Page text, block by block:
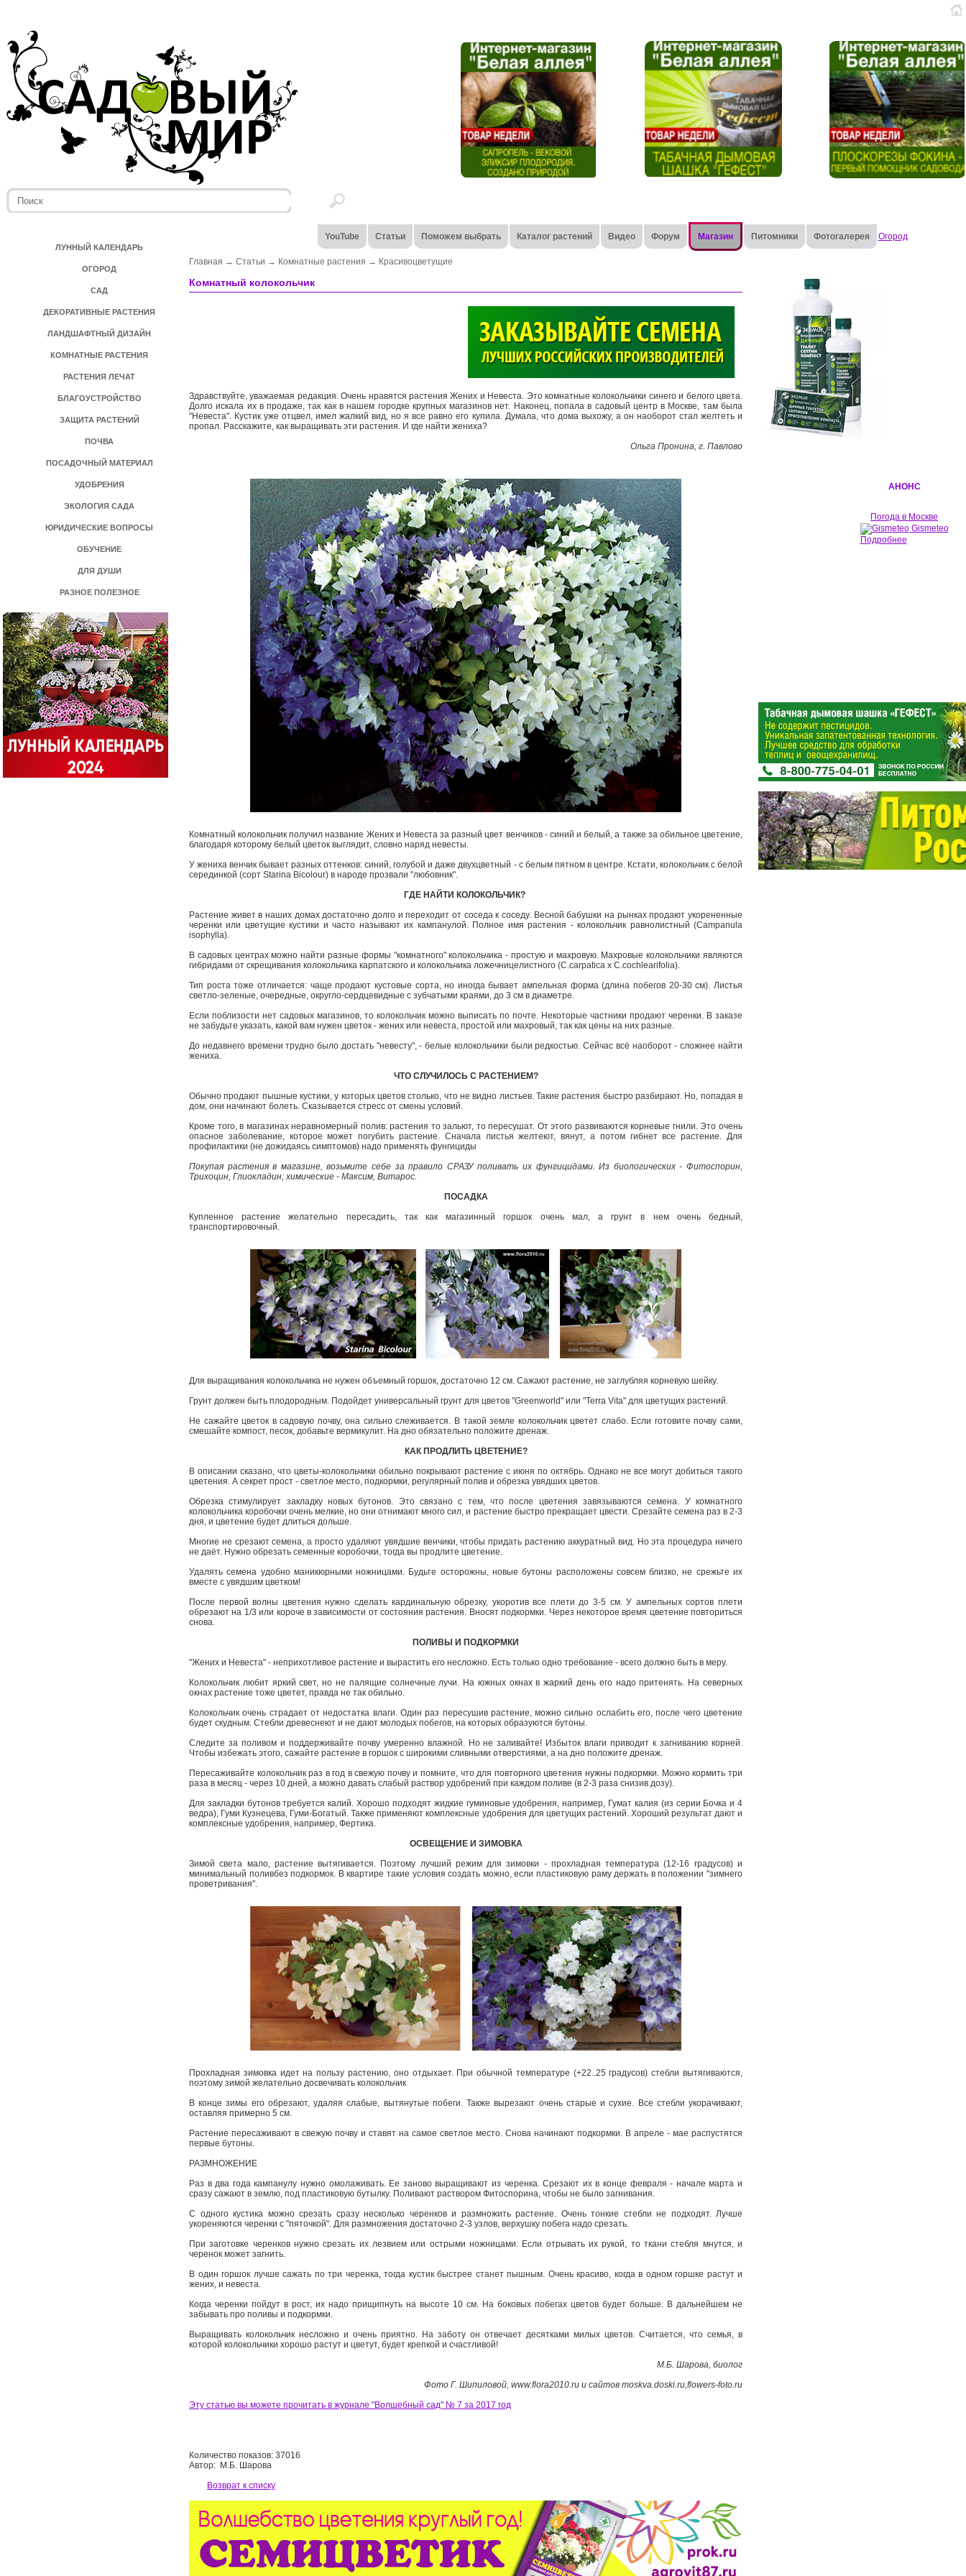
ЛУННЫЙ КАЛЕНДАРЬ
ОГОРОД
САД
ДЕКОРАТИВНЫЕ РАСТЕНИЯ
ЛАНДШАФТНЫЙ ДИЗАЙН
КОМНАТНЫЕ РАСТЕНИЯ
РАСТЕНИЯ ЛЕЧАТ
БЛАГОУСТРОЙСТВО
ЗАЩИТА РАСТЕНИЙ
ПОЧВА
ПОСАДОЧНЫЙ МАТЕРИАЛ
УДОБРЕНИЯ
ЭКОЛОГИЯ САДА
ЮРИДИЧЕСКИЕ ВОПРОСЫ
ОБУЧЕНИЕ
ДЛЯ ДУШИ
РАЗНОЕ ПОЛЕЗНОЕ
YouTube Статьи Поможем выбрать Каталог растений Видео Форум Магазин Питомники Фотогалерея Огород
Главная → Статьи → Комнатные растения → Красивоцветущие
Комнатный колокольчик
Здравствуйте, уважаемая редакция. Очень нравятся растения Жених и Невеста. Это комнатные колокольчики синего и белого цвета.
Долго искала их в продаже, так как в нашем городке крупных магазинов нет. Наконец, попала в садовый центр в Москве, там была
"Невеста". Кустик уже отцвел, имел жалкий вид, но я все равно его купила. Думала, что дома выхожу, а он наоборот стал желтеть и
пропал. Расскажите, как выращивать эти растения. И где найти жениха?
Ольга Пронина, г. Павлово
Комнатный колокольчик получил название Жених и Невеста за разный цвет венчиков - синий и белый, а также за обильное цветение,
благодаря которому белый цветок выглядит, словно наряд невесты.
У жениха венчик бывает разных оттенков: синий, голубой и даже двухцветный - с белым пятном в центре. Кстати, колокольчик с белой
серединкой (сорт Starina Bicolour) в народе прозвали "любовник".
ГДЕ НАЙТИ КОЛОКОЛЬЧИК?
Растение живет в наших домах достаточно долго и переходит от соседа к соседу. Весной бабушки на рынках продают укорененные
черенки или цветущие кустики и часто называют их кампанулой. Полное имя растения - колокольчик равнолистный (Campanula
isophylla).
В садовых центрах можно найти разные формы "комнатного" колокольчика - простую и махровую. Махровые колокольчики являются
гибридами от скрещивания колокольчика карпатского и колокольчика ложечницелистного (C.carpatica x C.cochlearifolia).
Тип роста тоже отличается: чаще продают кустовые сорта, но иногда бывает ампельная форма (длина побегов 20-30 см). Листья
светло-зеленые, очередные, округло-сердцевидные с зубчатыми краями, до 3 см в диаметре.
Если поблизости нет садовых магазинов, то колокольчик можно выписать по почте. Некоторые частники продают черенки. В заказе
не забудьте указать, какой вам нужен цветок - жених или невеста, простой или махровый, так как цены на них разные.
До недавнего времени трудно было достать "невесту", - белые колокольчики были редкостью. Сейчас всё наоборот - сложнее найти
жениха.
ЧТО СЛУЧИЛОСЬ С РАСТЕНИЕМ?
Обычно продают пышные кустики, у которых цветов столько, что не видно листьев. Такие растения быстро разбирают. Но, попадая в
дом, они начинают болеть. Сказывается стресс от смены условий.
Кроме того, в магазинах неравномерный полив: растения то зальют, то пересушат. От этого развиваются корневые гнили. Это очень
опасное заболевание, которое может погубить растение. Сначала листья желтеют, вянут, а потом гибнет все растение. Для
профилактики (не дожидаясь симптомов) надо применять фунгициды
Покупая растения в магазине, возьмите себе за правило СРАЗУ поливать их фунгицидами. Из биологических - Фитоспорин,
Трихоцин, Глиокладин; химические - Максим, Витарос.
ПОСАДКА
Купленное растение желательно пересадить, так как магазинный горшок очень мал, а грунт в нем очень бедный,
транспортировочный.
Для выращивания колокольчика не нужен объемный горшок, достаточно 12 см. Сажают растение, не заглубляя корневую шейку.
Грунт должен быть плодородным. Подойдет универсальный грунт для цветов "Greenworld" или "Terra Vita" для цветущих растений.
Не сажайте цветок в садовую почву, она сильно слеживается. В такой земле колокольчик цветет слабо. Если готовите почву сами,
смешайте компост, песок, добавьте вермикулит. На дно обязательно положите дренаж.
КАК ПРОДЛИТЬ ЦВЕТЕНИЕ?
В описании сказано, что цветы-колокольчики обильно покрывают растение с июня по октябрь. Однако не все могут добиться такого
цветения. А секрет прост - светлое место, подкормки, регулярный полив и обрезка увядших цветов.
Обрезка стимулирует закладку новых бутонов. Это связано с тем, что после цветения завязываются семена. У комнатного
колокольчика коробочки очень мелкие, но они отнимают много сил, и растение быстро прекращает цвести. Срезайте семена раз в 2-3
дня, и цветение будет длиться дольше.
Многие не срезают семена, а просто удаляют увядшие венчики, чтобы придать растению аккуратный вид. Но эта процедура ничего
не даёт. Нужно обрезать семенные коробочки, тогда вы продлите цветение.
Удалять семена удобно маникюрными ножницами. Будьте осторожны, новые бутоны расположены совсем близко, не срежьте их
вместе с увядшим цветком!
После первой волны цветения нужно сделать кардинальную обрезку, укоротив все плети до 3-5 см. У ампельных сортов плети
обрезают на 1/3 или короче в зависимости от состояния растения. Вносят подкормки. Через некоторое время цветение повториться
снова.
ПОЛИВЫ И ПОДКОРМКИ
"Жених и Невеста" - неприхотливое растение и вырастить его несложно. Есть только одно требование - всего должно быть в меру.
Колокольчик любит яркий свет, но не палящие солнечные лучи. На южных окнах в жаркий день его надо притенять. На северных
окнах растение тоже цветет, правда не так обильно.
Колокольчик очень страдает от недостатка влаги. Один раз пересушив растение, можно сильно ослабить его, после чего цветение
будет скудным. Стебли древеснеют и не дают молодых побегов, на которых образуются бутоны.
Следите за поливом и поддерживайте почву умеренно влажной. Но не заливайте! Избыток влаги приводит к загниванию корней.
Чтобы избежать этого, сажайте растение в горшок с широкими сливными отверстиями, а на дно положите дренаж.
Пересаживайте колокольчик раз в год в свежую почву и помните, что для повторного цветения нужны подкормки. Можно кормить три
раза в месяц - через 10 дней, а можно давать слабый раствор удобрений при каждом поливе (в 2-3 раза снизив дозу).
Для закладки бутонов требуется калий. Хорошо подходят жидкие гуминовые удобрения, например, Гумат калия (из серии Бочка и 4
ведра), Гуми Кузнецева, Гуми-Богатый. Также применяют комплексные удобрения для цветущих растений. Хороший результат дают и
комплексные удобрения, например, Фертика.
ОСВЕЩЕНИЕ И ЗИМОВКА
Зимой света мало, растение вытягивается. Поэтому лучший режим для зимовки - прохладная температура (12-16 градусов) и
минимальный поливбез подкормок. В квартире такие условия создать можно, если пластиковую раму держать в положении "зимнего
проветривания".
Прохладная зимовка идет на пользу растению, оно отдыхает. При обычной температуре (+22..25 градусов) стебли вытягиваются,
поэтому зимой желательно досвечивать колокольчик
В конце зимы его обрезают, удаляя слабые, вытянутые побеги. Также вырезают очень старые и сухие. Все стебли укорачивают,
оставляя примерно 5 см.
Растение пересаживают в свежую почву и ставят на самое светлое место. Снова начинают подкормки. В апреле - мае распустятся
первые бутоны.
РАЗМНОЖЕНИЕ
Раз в два года кампанулу нужно омолаживать. Ее заново выращивают из черенка. Срезают их в конце февраля - начале марта и
сразу сажают в землю, под пластиковую бутылку. Поливают раствором Фитоспорина, чтобы не было загнивания.
С одного кустика можно срезать сразу несколько черенков и размножить растение. Очень тонкие стебли не подходят. Лучше
укореняются черенки с "пяточкой". Для размножения достаточно 2-3 узлов, верхушку побега надо срезать.
При заготовке черенков нужно срезать их лезвием или острыми ножницами. Если отрывать их рукой, то ткани стебля мнутся, и
черенок может загнить.
В один горшок лучше сажать по три черенка, тогда кустик быстрее станет пышным. Очень красиво, когда в одном горшке растут и
жених, и невеста.
Когда черенки пойдут в рост, их надо прищипнуть на высоте 10 см. На боковых побегах цветов будет больше. В дальнейшем не
забывать про поливы и подкормки.
Выращивать колокольчик несложно и очень приятно. На заботу он отвечает десятками милых цветов. Считается, что семья, в
которой колокольчики хорошо растут и цветут, будет крепкой и счастливой!
М.Б. Шарова, биолог
Фото Г. Шипиловой, www.flora2010.ru и сайтов moskva.doski.ru,flowers-foto.ru
Эту статью вы можете прочитать в журнале "Волшебный сад" № 7 за 2017 год
Количество показов: 37016
Автор: М.Б. Шарова
Возврат к списку
АНОНС
Погода в Москве
Gismeteo
Подробнее